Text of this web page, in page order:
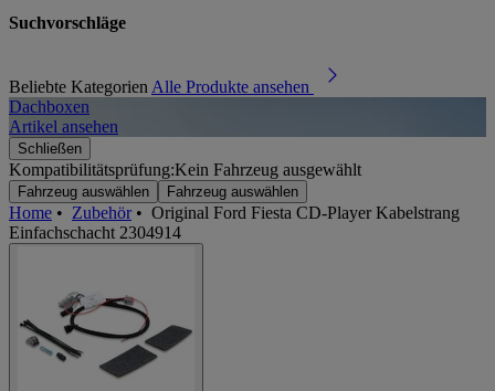
Suchvorschläge
Beliebte Kategorien Alle Produkte ansehen
Dachboxen
Artikel ansehen
Schließen
Kompatibilitätsprüfung:Kein Fahrzeug ausgewählt
Fahrzeug auswählen Fahrzeug auswählen
Home • Zubehör• Original Ford Fiesta CD-Player Kabelstrang
Einfachschacht 2304914